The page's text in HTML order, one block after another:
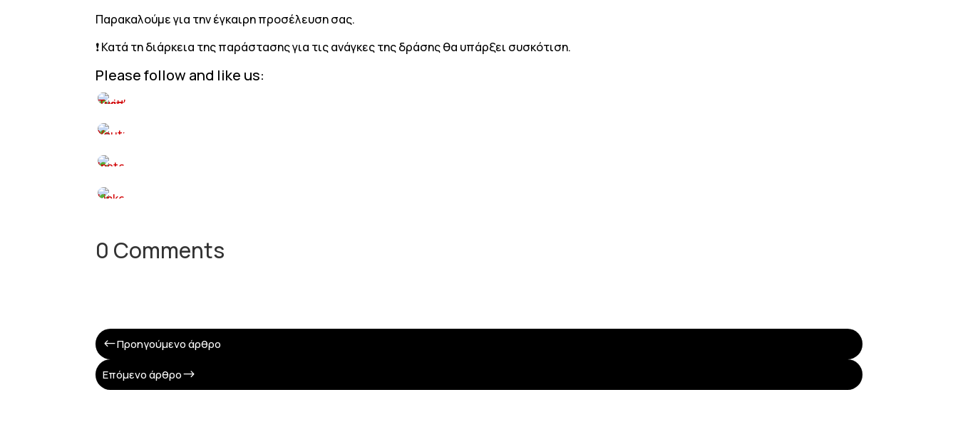
Παρακαλούμε για την έγκαιρη προσέλευση σας.
❗ Κατά τη διάρκεια της παράστασης για τις ανάγκες της δράσης θα υπάρξει συσκότιση.
Please follow and like us:
0 Comments
#Προηγούμενο άρθρο
Επόμενο άρθρο$